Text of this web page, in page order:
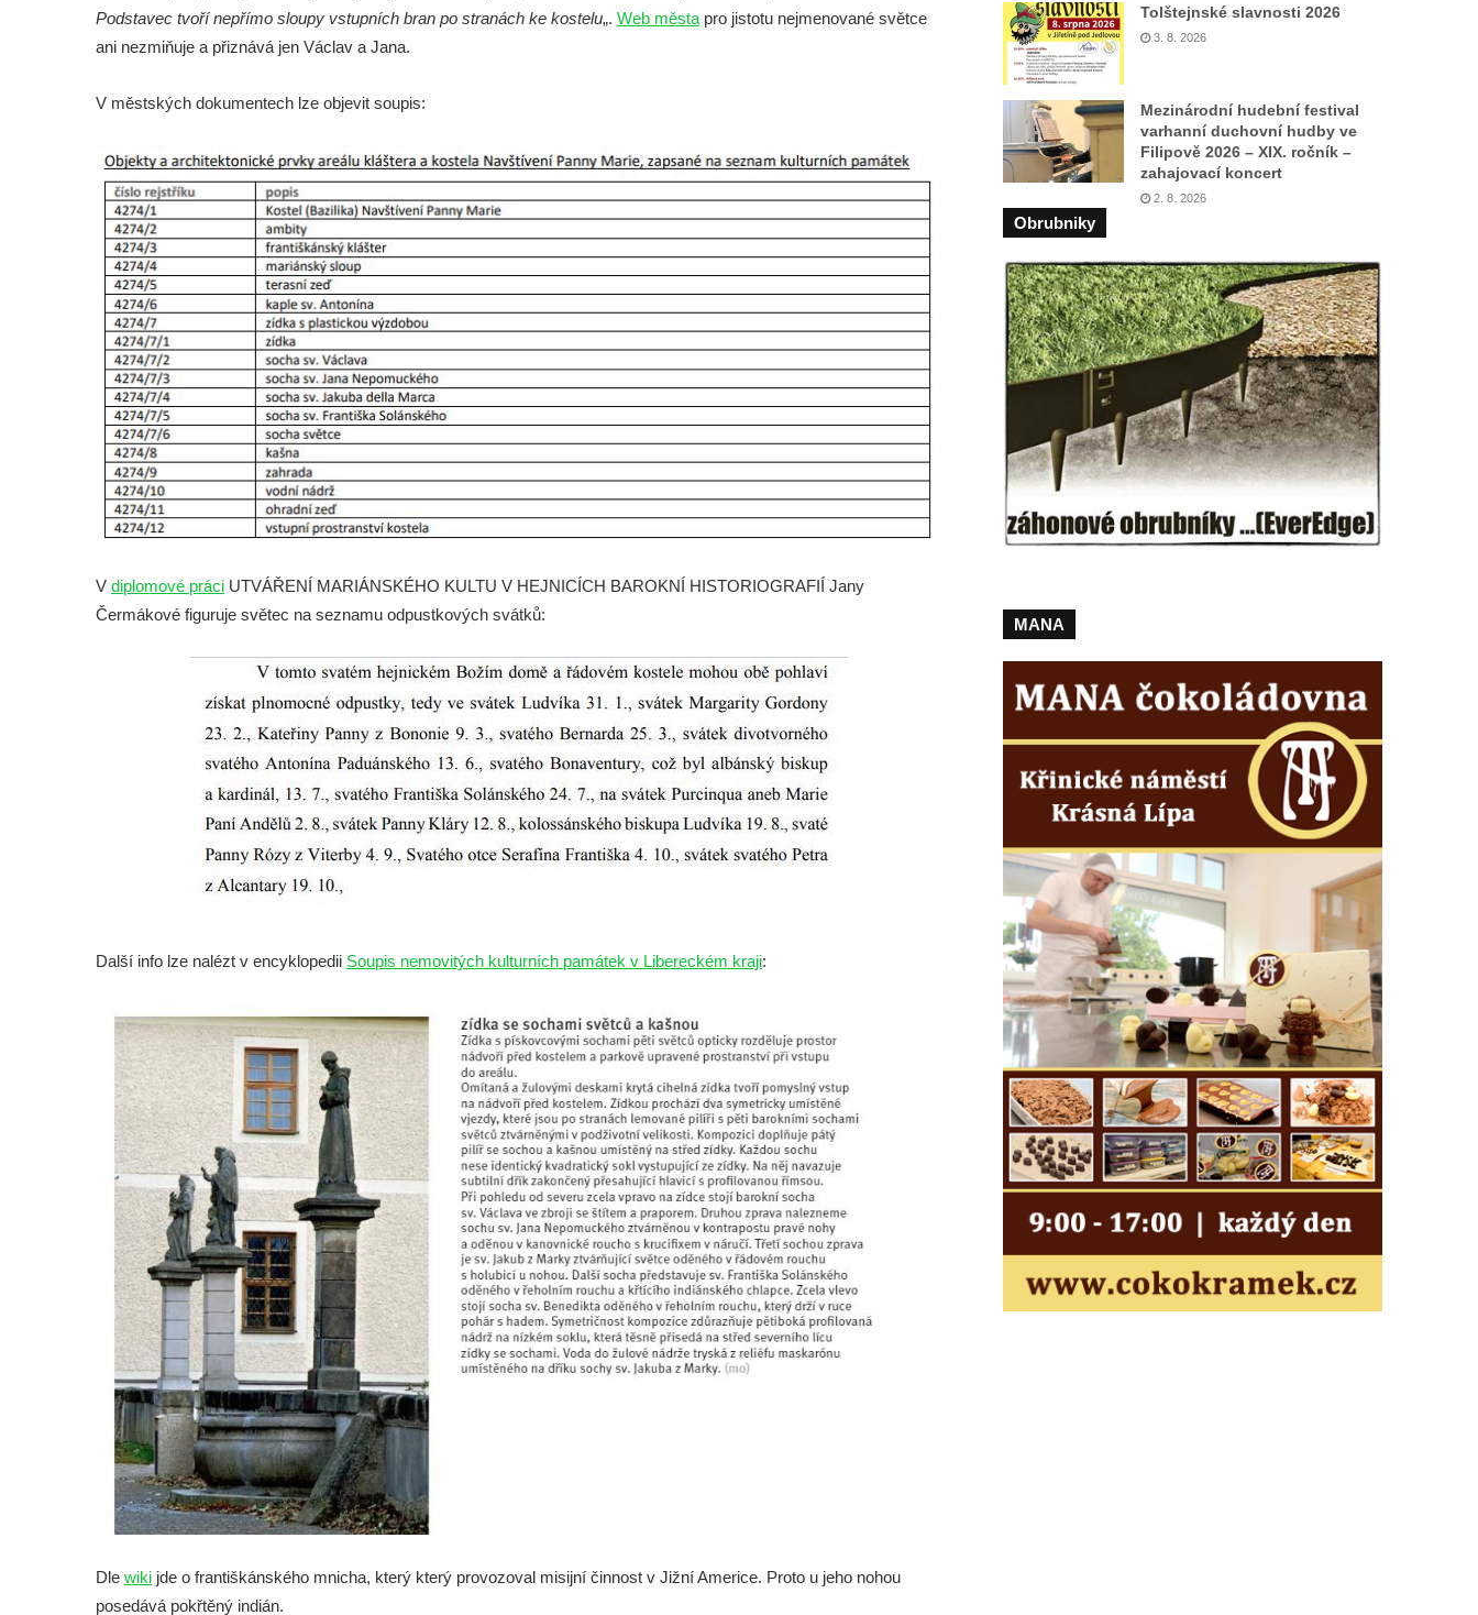
Socha Mamut srstnatý v ZOO Hluboká
Socha Orel v ZOO Hluboká
Socha Vydry si hrají v ZOO Hluboká
Socha Matka příroda v ZOO Hluboká
Socha Lišky v ZOO Hluboká
Socha Kudlanka v ZOO Hluboká
Socha Vlčice s mládětem v ZOO Hluboká
Socha Rys číhající na srnu v ZOO Hluboká
Socha Orlice v ZOO Hluboká
Socha Tygr v ZOO Hluboká
Socha Želva v ZOO Hluboká
Socha Kozorožec horský v ZOO Hluboká
Socha Včela v ZOO Hluboká
Socha Housenka v ZOO Hluboká
Socha Nosorožík v ZOO Hluboká
Socha Beruška v ZOO Hluboká
Socha Volavka v ZOO Hluboká
Flamingo trůn v ZOO Hluboká
Lavička Kůň Převalského v ZOO Hluboká
Lysá nad Labem, barokní město Šporkovo
Socha Opičákovník v ZOO Hluboká
Socha Roháč v ZOO Hluboká
Socha Mystik v ZOO Hluboká
Socha Jana Valeria Jirsíka u Černé věže v
Socha Krista klesajícího pod křížem u
kostela svatého Mikuláše v Českých
Budějovicích
Socha svatého Jana Nepomuckého u
kostela svaté Rodiny v Českých
Budějovicích
Socha S tebou v parku na Senovážném
náměstí v Českých Budějovicích
Socha Tornádo v parku na Senovážném
náměstí v Českých Budějovicích
Sousoší Humanoidi na Lannově třídě v
Českých Budějovicích
Pomník Vojtěcha Adalberta Lanny v parku
Na Sadech v Českých Budějovicích
Pomník Přemysla Otakara II. v parku Na
Sadech v Českých Budějovicích
Socha Mateřství v parku Na Sadech v
Památník Otokara Mokrého v parku Na
Podstavec tvoří nepřímo sloupy vstupních bran po stranách ke kostelu„. Web města pro jistotu nejmenované světce
ani nezmiňuje a přiznává jen Václav a Jana.
V městských dokumentech lze objevit soupis:
V diplomové práci UTVÁŘENÍ MARIÁNSKÉHO KULTU V HEJNICÍCH BAROKNÍ HISTORIOGRAFIÍ Jany
Čermákové figuruje světec na seznamu odpustkových svátků:
Další info lze nalézt v encyklopedii Soupis nemovitých kulturních památek v Libereckém kraji:
Dle wiki jde o františkánského mnicha, který který provozoval misijní činnost v Jižní Americe. Proto u jeho nohou
posedává pokřtěný indián.
Tolštejnské slavnosti 2026
3. 8. 2026
Mezinárodní hudební festival
varhanní duchovní hudby ve
Filipově 2026 – XIX. ročník –
zahajovací koncert
2. 8. 2026
Obrubniky
MANA